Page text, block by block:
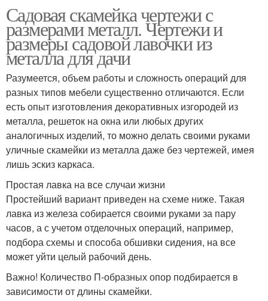
Садовая скамейка чертежи с
размерами металл. Чертежи и
размеры садовой лавочки из
металла для дачи
Разумеется, объем работы и сложность операций для
разных типов мебели существенно отличаются. Если
есть опыт изготовления декоративных изгородей из
металла, решеток на окна или любых других
аналогичных изделий, то можно делать своими руками
уличные скамейки из металла даже без чертежей, имея
лишь эскиз каркаса.
Простая лавка на все случаи жизни
Простейший вариант приведен на схеме ниже. Такая
лавка из железа собирается своими руками за пару
часов, а с учетом отделочных операций, например,
подбора схемы и способа обшивки сидения, на все
может уйти целый рабочий день.
Важно! Количество П-образных опор подбирается в
зависимости от длины скамейки.